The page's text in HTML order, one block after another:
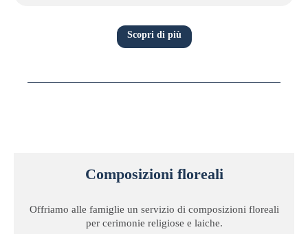
Scopri di più
Composizioni floreali
Offriamo alle famiglie un servizio di composizioni floreali
per cerimonie religiose e laiche.